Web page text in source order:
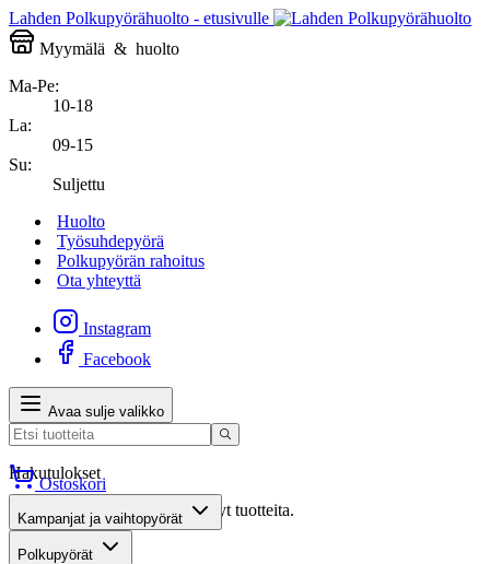
Lahden Polkupyörähuolto - etusivulle
Myymälä & huolto
Ma-Pe:
10-18
La:
09-15
Su:
Suljettu
Huolto
Työsuhdepyörä
Polkupyörän rahoitus
Ota yhteyttä
Instagram
Facebook
Avaa sulje valikko
Hakutulokset
Valitettavasti haullasi ei löytynyt tuotteita.
Suositut osastot
Ostoskori
Kampanjat ja vaihtopyörät
Polkupyörät